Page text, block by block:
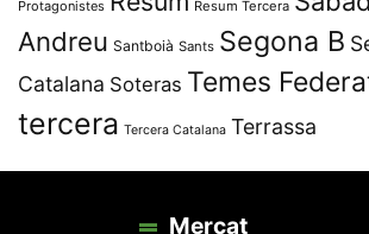
Protagonistes Resum Tercera
Andreu Santboià Sants Segona B
Catalana Soteras Temes
tercera Tercera Catalana Terrassa
Mercat